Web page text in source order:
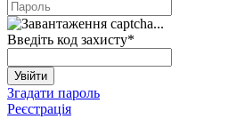
Введіть код захисту*
Увійти
Згадати пароль
Реєстрація